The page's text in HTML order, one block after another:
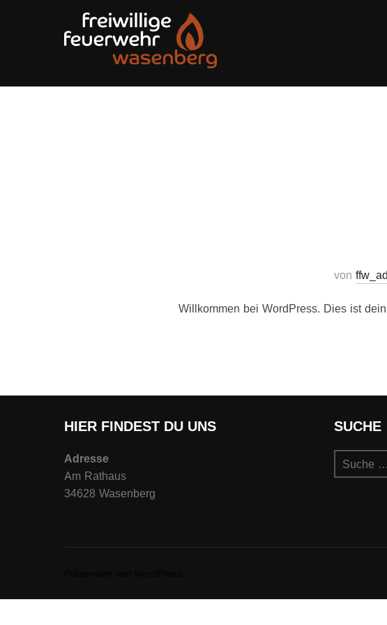
von
Willkommen bei WordPress. Dies ist
HIER FINDEST DU UNS
Adresse
Am Rathaus
34628 Wasenberg
SUCHE
Suchen
nach: